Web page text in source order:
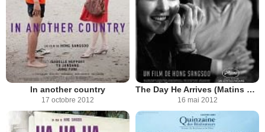
In another country
17 octobre 2012
The Day He Arrives (Matins calmes à Séoul)
16 mai 2012